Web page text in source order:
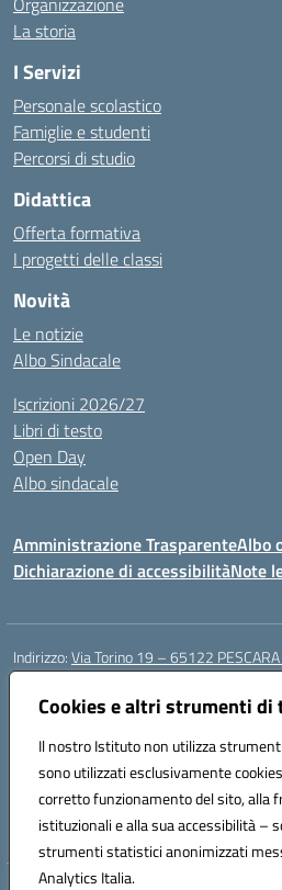
Cookies e altri strumenti di
Il nostro Istituto non utilizza
sono utilizzati esclusivamente
corretto funzionamento del sito, alla
istituzionali e alla sua accessibilità –
strumenti statistici anonimizzati
Analytics Italia.
La storia
I Servizi
Personale scolastico
Famiglie e studenti
Percorsi di studio
Didattica
Offerta formativa
I progetti delle classi
Novità
Le notizie
Albo Sindacale
Iscrizioni 2026/27
Libri di testo
Open Day
Albo sindacale
Amministrazione TrasparenteAlbo
Dichiarazione di accessibilitàNote
Indirizzo:Via Torino 19 – 65122
Centralino:
Posta elettronica certificata (PEC):
Codice fiscale: 91117430685
Codice meccanografico:PEIC835007
Codice Indice delle Pubbliche
Codice unico di fatturazione (CUF): UFOT6R